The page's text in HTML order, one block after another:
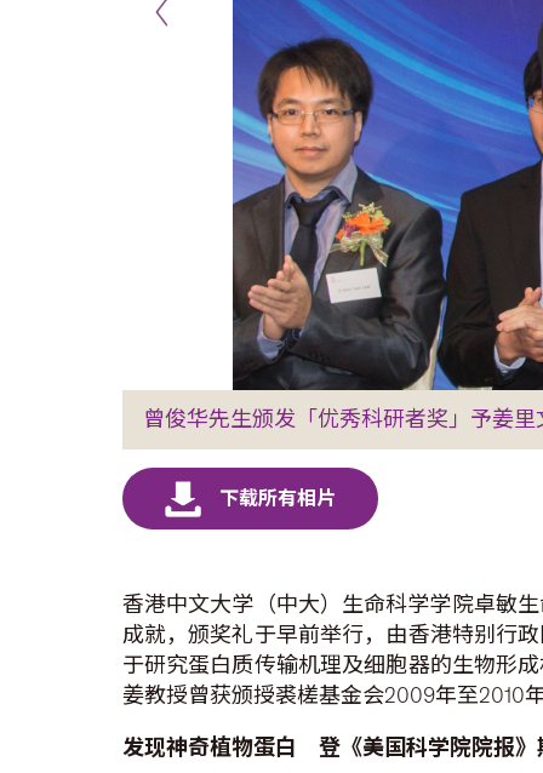
曾俊华先生颁发「优秀科研者奖」予姜里
香港中文大学（中大）生命科学学院卓敏
成就，颁奖礼于早前举行，由香港特别行
于研究蛋白质传输机理及细胞器的生物形
姜教授曾获颁授裘槎基金会2009年至2010
发现神奇植物蛋白 登《美国科学院院报》